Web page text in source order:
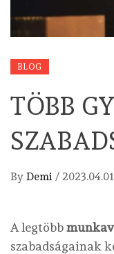
BLOG
TÖBB
By Demi /
A legtöbb
szabadságainak